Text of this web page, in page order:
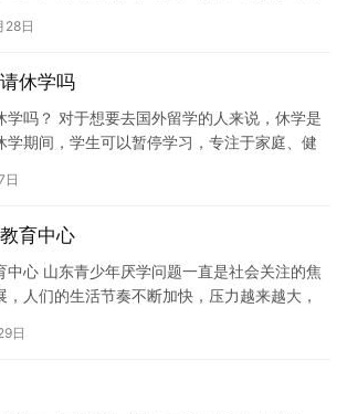
28日
休学吗
学吗？ 对于想要去国外留学的人来说，休学是
学期间，学生可以暂停学习，专注于家庭、健
日
育中心
中心 山东青少年厌学问题一直是社会关注的焦
，人们的生活节奏不断加快，压力越来越大，
日